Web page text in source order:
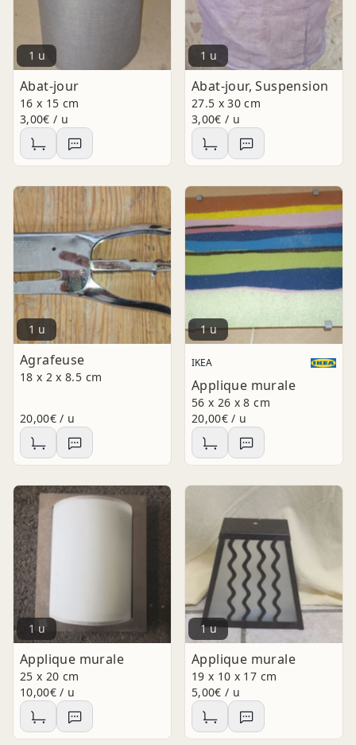
1 u
Abat-jour
16 x 15 cm
3,00€ / u
1 u
Abat-jour, Suspension
27.5 x 30 cm
3,00€ / u
1 u
Agrafeuse
18 x 2 x 8.5 cm
20,00€ / u
1 u
IKEA
Applique murale
56 x 26 x 8 cm
20,00€ / u
1 u
Applique murale
25 x 20 cm
10,00€ / u
1 u
Applique murale
19 x 10 x 17 cm
5,00€ / u